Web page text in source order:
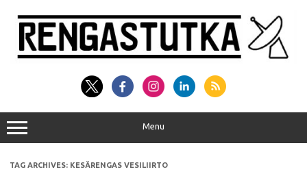
content
Menu
TAG ARCHIVES: KESÄRENGAS VESILIIRTO